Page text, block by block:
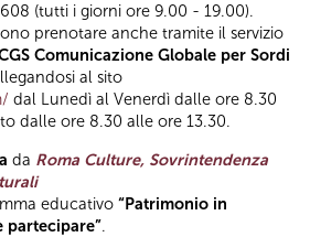
(tutti i giorni ore 9.00 - 19.00).
prenotare anche tramite il servizio
Comunicazione Globale per Sordi
al sito
dal Lunedì al Venerdì dalle ore 8.30
dalle ore 8.30 alle ore 13.30.
da Roma Culture, Sovrintendenza
educativo “Patrimonio in
partecipare”.